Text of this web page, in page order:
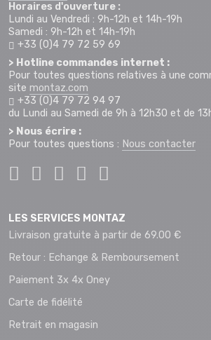
Horaires d'ouverture :
Lundi au Vendredi : 9h-12h et 14h-19h
Samedi : 9h-12h et 14h-19h
+33 (0)4 79 72 59 69
> Hotline commandes internet :
Pour toutes questions relatives à une
site montaz.com
+33 (0)4 79 72 94 97
du Lundi au Samedi de 9h à 12h30 et de
> Nous écrire :
Pour toutes questions : Nous contacter
LES SERVICES MONTAZ
Livraison gratuite à partir de 69.00 €
Retour : Echange & Remboursement
Paiement 3x 4x Oney
Carte de fidélité
Retrait en magasin